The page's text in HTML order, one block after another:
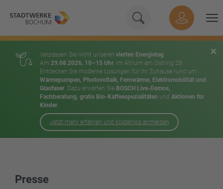
×
Verpassen Sie nicht unseren vierten Energietag
Am 29.08.2026, 10–15 Uhr, im Atrium am Ostring 28:
Entdecken Sie moderne Lösungen für Ihr Zuhause rund um
Wärmepumpen, Photovoltaik, Fernwärme, Elektromobilität und
Glasfaser. Dazu erwarten Sie BOSCH Live-Demos,
Fachberatung, gratis Bio-Kaffeespezialitäten und Aktionen für
Kinder.
Jetzt mehr erfahren und kostenlos anmelden
Geben Sie hier Ihren
Suchen
Hauptnavigation
Presse